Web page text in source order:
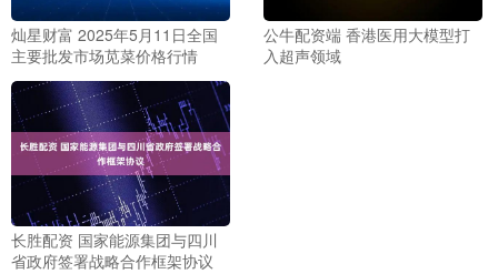
灿星财富 2025年5月11日全国
主要批发市场苋菜价格行情
公牛配资端 香港医用大模型打
入超声领域
长胜配资 国家能源集团与四川
省政府签署战略合作框架协议